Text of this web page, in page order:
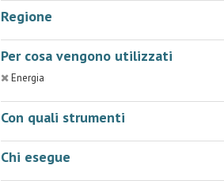
Regione
Per cosa vengono utilizzati
Energia
Con quali strumenti
Chi esegue